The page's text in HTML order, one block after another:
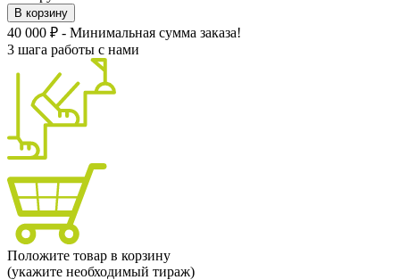
В корзину
40 000 ₽ - Минимальная сумма заказа!
3 шага работы с нами
Положите товар в корзину
(укажите необходимый тираж)